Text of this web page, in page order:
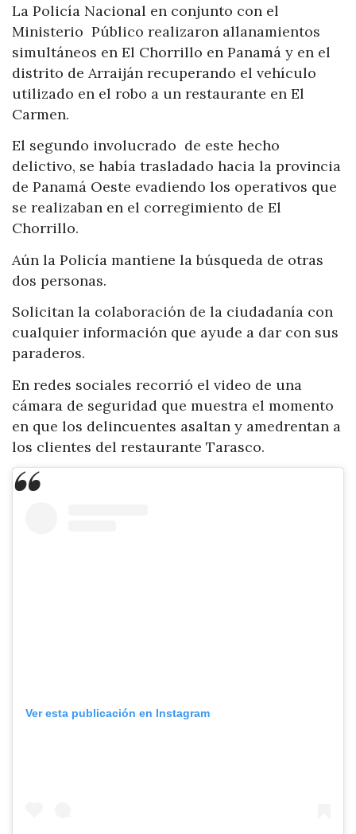
La Policía Nacional en conjunto con el
Ministerio Público realizaron allanamientos
simultáneos en El Chorrillo en Panamá y en el
distrito de Arraiján recuperando el vehículo
utilizado en el robo a un restaurante en El
Carmen.
El segundo involucrado de este hecho
delictivo, se había trasladado hacia la provincia
de Panamá Oeste evadiendo los operativos que
se realizaban en el corregimiento de El
Chorrillo.
Aún la Policía mantiene la búsqueda de otras
dos personas.
Solicitan la colaboración de la ciudadanía con
cualquier información que ayude a dar con sus
paraderos.
En redes sociales recorrió el video de una
cámara de seguridad que muestra el momento
en que los delincuentes asaltan y amedrentan a
los clientes del restaurante Tarasco.
Ver esta publicación en Instagram